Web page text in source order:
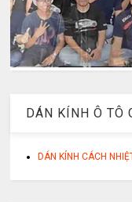
DÁN KÍNH Ô TÔ
DÁN KÍNH CÁCH